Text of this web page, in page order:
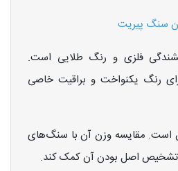
سنگ پیریت
فلزی و رنگ طلایی است.
رنگ یکنواخت و براقیت خاصی
است. مقایسه وزن آن با سنگ‌های
تشخیص اصل بودن آن کمک کند.